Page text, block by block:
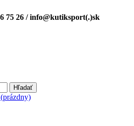
75 26 / info@kutiksport(.)sk
Hľadať
(prázdny)